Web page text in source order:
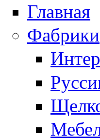
Главная
Фабрики